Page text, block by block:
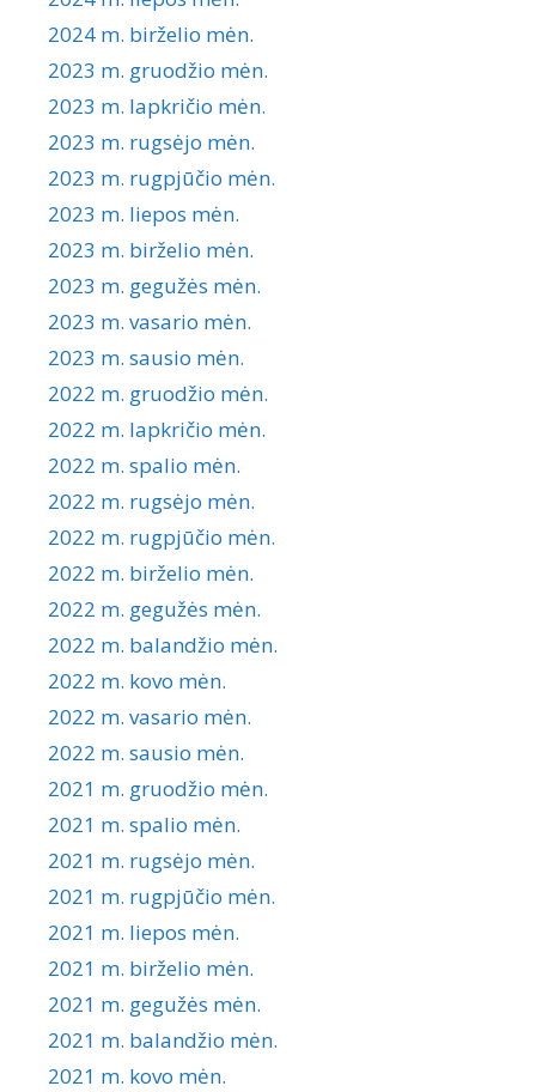
2024 m. birželio mėn.
2023 m. gruodžio mėn.
2023 m. lapkričio mėn.
2023 m. rugsėjo mėn.
2023 m. rugpjūčio mėn.
2023 m. liepos mėn.
2023 m. birželio mėn.
2023 m. gegužės mėn.
2023 m. vasario mėn.
2023 m. sausio mėn.
2022 m. gruodžio mėn.
2022 m. lapkričio mėn.
2022 m. spalio mėn.
2022 m. rugsėjo mėn.
2022 m. rugpjūčio mėn.
2022 m. birželio mėn.
2022 m. gegužės mėn.
2022 m. balandžio mėn.
2022 m. kovo mėn.
2022 m. vasario mėn.
2022 m. sausio mėn.
2021 m. gruodžio mėn.
2021 m. spalio mėn.
2021 m. rugsėjo mėn.
2021 m. rugpjūčio mėn.
2021 m. liepos mėn.
2021 m. birželio mėn.
2021 m. gegužės mėn.
2021 m. balandžio mėn.
2021 m. kovo mėn.